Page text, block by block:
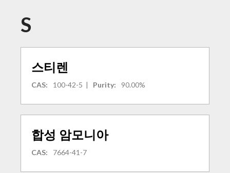
S
스티렌
CAS: 100-42-5 | Purity: 90.00%
합성 암모니아
CAS: 7664-41-7